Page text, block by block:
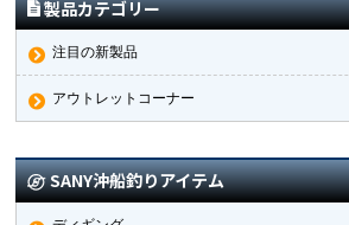
製品カテゴリー
注目の新製品
アウトレットコーナー
SANY沖船釣りアイテム